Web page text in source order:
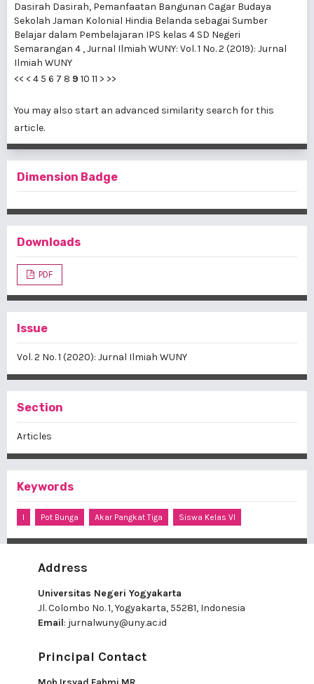
Dasirah Dasirah, Pemanfaatan Bangunan Cagar Budaya
Sekolah Jaman Kolonial Hindia Belanda sebagai Sumber
Belajar dalam Pembelajaran IPS kelas 4 SD Negeri
Semarangan 4 ,Jurnal Ilmiah WUNY: Vol. 1 No. 2 (2019): Jurnal
Ilmiah WUNY
<< < 4 5 6 7 8 9 10 11 > >>
You may also start an advanced similarity search for this
article.
Dimension Badge
Downloads
PDF
Issue
Vol. 2 No. 1 (2020): Jurnal Ilmiah WUNY
Section
Articles
Keywords
I Pot Bunga Akar Pangkat Tiga Siswa Kelas VI
Address
Universitas Negeri Yogyakarta
Jl. Colombo No. 1, Yogyakarta, 55281, Indonesia
Email: jurnalwuny@uny.ac.id
Principal Contact